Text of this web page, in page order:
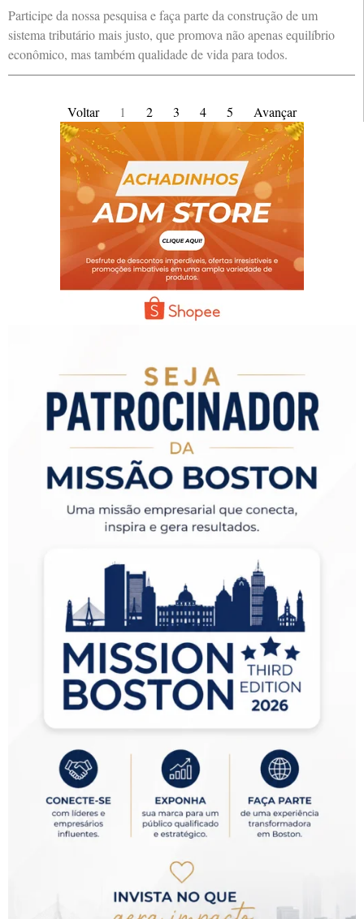
Participe da nossa pesquisa e faça parte da construção de um
sistema tributário mais justo, que promova não apenas equilíbrio
econômico, mas também qualidade de vida para todos.
Voltar 1 2 3 4 5 Avançar